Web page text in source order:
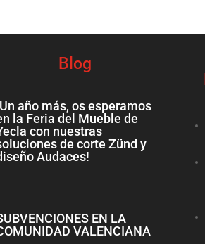
Blog
año más, os esperamos
la Feria del Mueble de
con nuestras
de corte Zünd y
Audaces!
EN LA
VALENCIANA